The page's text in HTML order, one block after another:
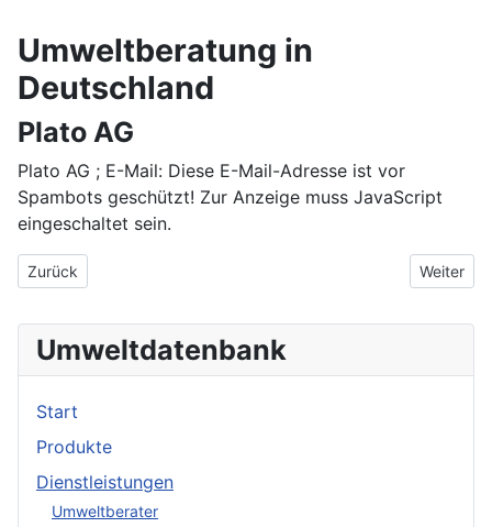
Umweltberatung in
Deutschland
Plato AG
Plato AG ; E-Mail: Diese E-Mail-Adresse ist vor
Spambots geschützt! Zur Anzeige muss JavaScript
eingeschaltet sein.
Vorheriger Beitrag: PI-Consult
Zurück Nächster
Weiter
Umweltdatenbank
Start
Produkte
Dienstleistungen
Umweltberater